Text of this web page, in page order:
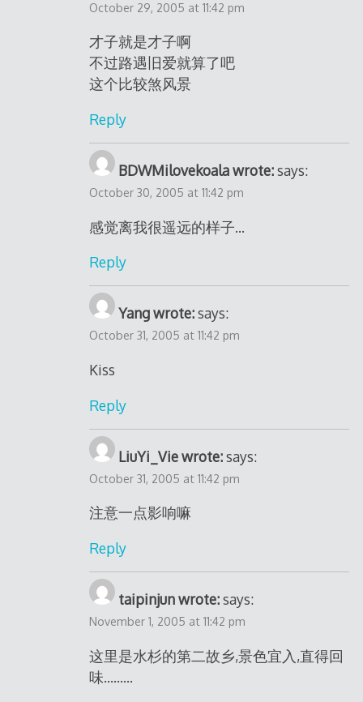
October 29, 2005 at 11:42 pm
才子就是才子啊
不过路遇旧爱就算了吧
这个比较煞风景
Reply
BDWMilovekoala wrote: says:
October 30, 2005 at 11:42 pm
感觉离我很遥远的样子…
Reply
Yang wrote: says:
October 31, 2005 at 11:42 pm
Kiss
Reply
LiuYi_Vie wrote: says:
October 31, 2005 at 11:42 pm
注意一点影响嘛
Reply
taipinjun wrote: says:
November 1, 2005 at 11:42 pm
这里是水杉的第二故乡,景色宜入,直得回
味………